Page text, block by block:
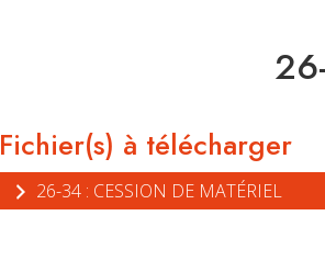
Fichier(s) à télécharger
26-34 : CESSION DE MATÉRIEL